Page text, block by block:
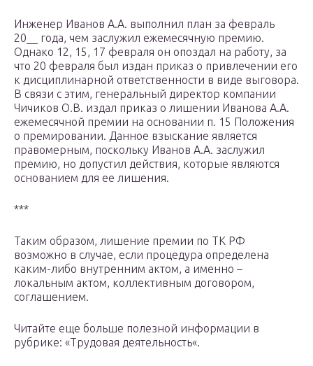
Инженер Иванов А.А. выполнил план за февраль
20__ года, чем заслужил ежемесячную премию.
Однако 12, 15, 17 февраля он опоздал на работу, за
что 20 февраля был издан приказ о привлечении его
к дисциплинарной ответственности в виде выговора.
В связи с этим, генеральный директор компании
Чичиков О.В. издал приказ о лишении Иванова А.А.
ежемесячной премии на основании п. 15 Положения
о премировании. Данное взыскание является
правомерным, поскольку Иванов А.А. заслужил
премию, но допустил действия, которые являются
основанием для ее лишения.
***
Таким образом, лишение премии по ТК РФ
возможно в случае, если процедура определена
каким-либо внутренним актом, а именно –
локальным актом, коллективным договором,
соглашением.
Читайте еще больше полезной информации в
рубрике: «Трудовая деятельность«.